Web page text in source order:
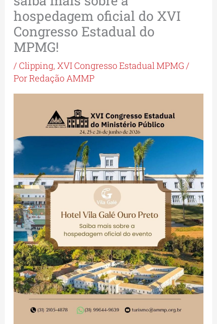
hospedagem oficial do XVI
Congresso Estadual do
MPMG!
/ Clipping,XVI Congresso Estadual MPMG /
PorRedação AMMP